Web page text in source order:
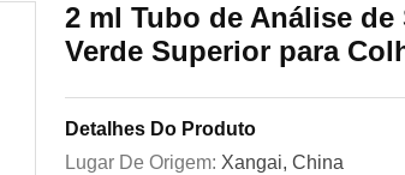
2 ml Tubo de Análise
Verde Superior para
Detalhes Do Produto
Lugar De Origem: Xangai, China